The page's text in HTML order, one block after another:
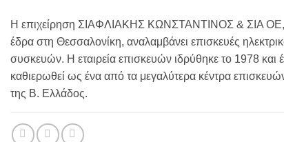
Η επιχείρηση ΣΙΑΦΛΙΑΚΗΣ ΚΩΝΣΤΑΝΤΙΝΟΣ & ΣΙΑ
έδρα στη Θεσσαλονίκη, αναλαμβάνει επισκευές
συσκευών. Η εταιρεία επισκευών ιδρύθηκε το 1978 και
καθιερωθεί ως ένα από τα μεγαλύτερα κέντρα
της Β. Ελλάδος.